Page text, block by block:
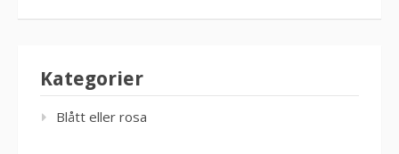
Kategorier
Blått eller rosa